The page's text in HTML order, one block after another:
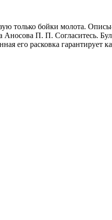
только бойки молота.
П. П. Согласитесь.
его расковка гарантирует